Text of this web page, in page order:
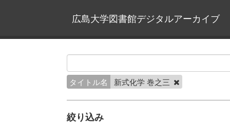
広島大学図書館デジタルアーカイブ
タイトル名 新式化学 巻之三
絞り込み